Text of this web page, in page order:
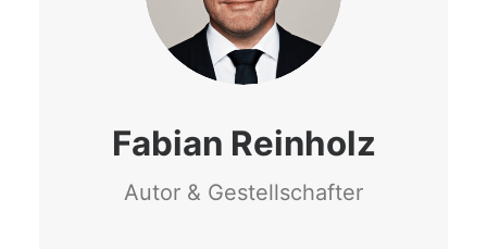
Fabian Reinholz
Autor & Gestellschafter